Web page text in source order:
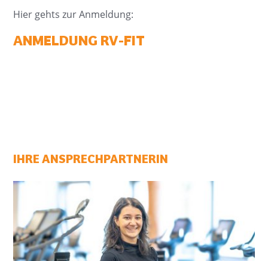
Hier gehts zur Anmeldung:
ANMELDUNG RV-FIT
IHRE ANSPRECHPARTNERIN